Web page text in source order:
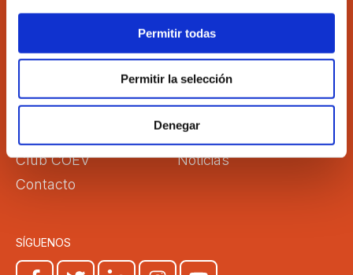
Permitir todas
Permitir la selección
Denegar
El Colegio
Directorio
Formación
Comisiones
Empleo
Transparencia
Club COEV
Noticias
Contacto
SÍGUENOS